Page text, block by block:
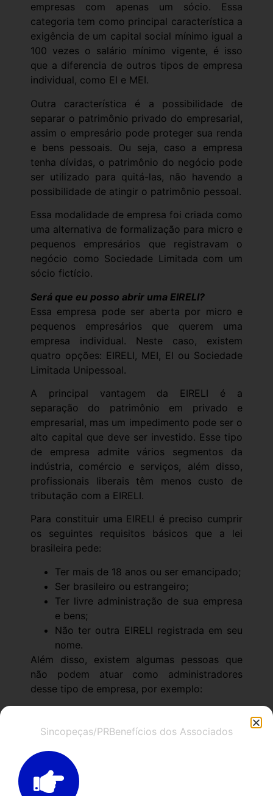
empresas com apenas um sócio. Essa
categoria tem como principal característica a
exigência de um capital social mínimo igual a
100 vezes o salário mínimo vigente, é isso
que a diferencia de outros tipos de empresa
individual, como EI e MEI.
Outra característica é a possibilidade de
separar o patrimônio privado do empresarial,
assim o empresário pode proteger sua renda
e bens pessoais. Ou seja, caso a empresa
tenha dívidas, o patrimônio do negócio pode
ser utilizado para quitá-las, não havendo a
possibilidade de atingir o patrimônio pessoal.
Essa modalidade de empresa foi criada como
uma alternativa de formalização para micro e
pequenos empresários que registravam o
negócio como Sociedade Limitada com um
sócio fictício.
Será que eu posso abrir uma EIRELI?
Essa empresa pode ser aberta por micro e
pequenos empresários que querem uma
empresa individual. Neste caso, existem
quatro opções: EIRELI, MEI, EI ou Sociedade
Limitada Unipessoal.
A principal vantagem da EIRELI é a
separação do patrimônio em privado e
empresarial, mas um impedimento pode ser o
alto capital que deve ser investido. Esse tipo
de empresa admite vários segmentos da
indústria, comércio e serviços, além disso,
profissionais liberais têm menos custo de
tributação com a EIRELI.
Para constituir uma EIRELI é preciso cumprir
os seguintes requisitos básicos que a lei
brasileira pede:
Ter mais de 18 anos ou ser emancipado;
Ser brasileiro ou estrangeiro;
Ter livre administração de sua empresa
e bens;
Não ter outra EIRELI registrada em seu
nome.
Além disso, existem algumas pessoas que
não podem atuar como administradores
desse tipo de empresa, por exemplo:
a cargos públicos;
Funcionário público federal civil ou
militar da ativa;
Leiloeiro;
Sincopeças/PRBenefícios dos Associados